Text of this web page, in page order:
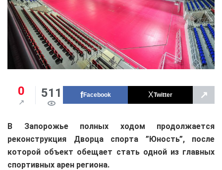
0 511 Facebook Twitter ↗
В Запорожье полных ходом продолжается
реконструкция Дворца спорта ”Юность”, после
которой объект обещает стать одной из главных
спортивных арен региона.